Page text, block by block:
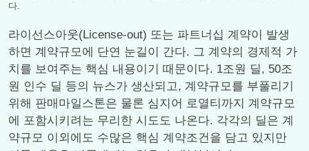
다.
라이선스아웃(License-out) 또는 파트너십 계약이 발생
하면 계약규모에 단연 눈길이 간다. 그 계약의 경제적 가
치를 보여주는 핵심 내용이기 때문이다. 1조원 딜, 50조
원 인수 딜 등의 뉴스가 생산되고, 계약규모를 부풀리기
위해 판매마일스톤은 물론 심지어 로열티까지 계약규모
에 포함시키려는 무리한 시도도 나온다. 각각의 딜은 계
약규모 이외에도 수많은 핵심 계약조건을 담고 있지만